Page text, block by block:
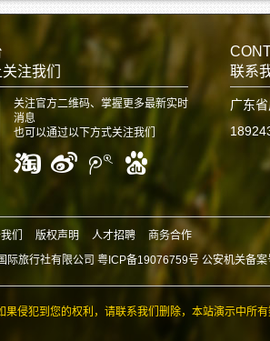
注我们
关注官方二维码、掌握更多最新实时
消息
也可以通过以下方式关注我们
联系
广东
们 版权声明 人才招聘
商务合作
际旅行社有限公司 粤ICP备19076759号 公安机关备
侵犯到您的权利，请联系我们删除，本站演示中所